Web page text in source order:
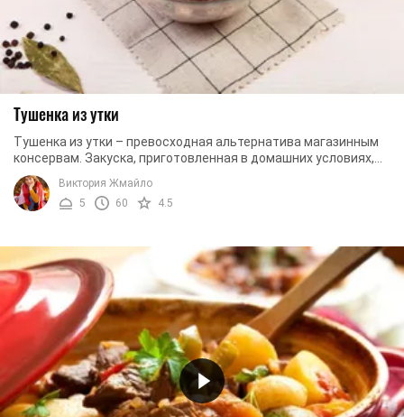
Тушенка из утки
Тушенка из утки – превосходная альтернатива магазинным
консервам. Закуска, приготовленная в домашних условиях,
получается намного вкуснее и полезнее. ...
Виктория Жмайло
5
60 4.5